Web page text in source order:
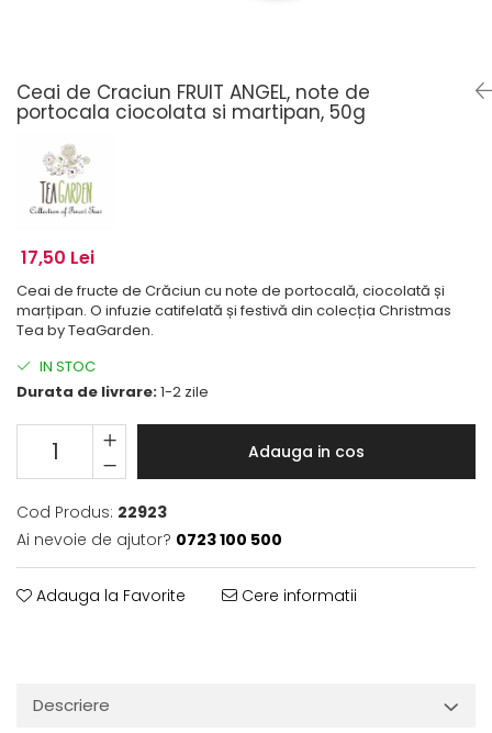
Ceai de Craciun FRUIT ANGEL, note de
portocala ciocolata si martipan, 50g
17,50 Lei
Ceai de fructe de Crăciun cu note de portocală, ciocolată și
marțipan. O infuzie catifelată și festivă din colecția Christmas
Tea by TeaGarden.
IN STOC
Durata de livrare:1-2 zile
Adauga in cos
Cod Produs: 22923
Ai nevoie de ajutor? 0723 100 500
Adauga la Favorite Cere informatii
Descriere